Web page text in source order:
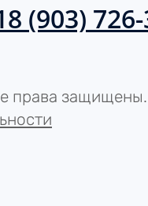
8 (903)
права защищены.